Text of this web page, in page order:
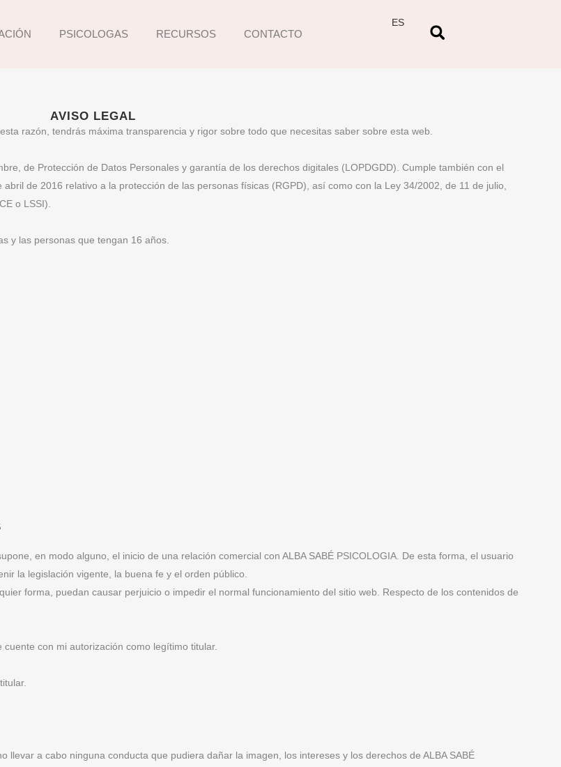
PSICOLOGAS RECURSOS CONTACTO
ES
AVISO LEGAL
razón, tendrás máxima transparencia y rigor sobre todo que necesitas saber sobre esta web.
de Protección de Datos Personales y garantía de los derechos digitales (LOPDGDD). Cumple también con el
de 2016 relativo a la protección de las personas físicas (RGPD), así como con la Ley 34/2002, de 11 de julio,
o LSSI).
y las personas que tengan 16 años.
en modo alguno, el inicio de una relación comercial con ALBA SABÉ PSICOLOGIA. De esta forma, el usuario
la legislación vigente, la buena fe y el orden público.
forma, puedan causar perjuicio o impedir el normal funcionamiento del sitio web. Respecto de los contenidos de
con mi autorización como legítimo titular.
llevar a cabo ninguna conducta que pudiera dañar la imagen, los intereses y los derechos de ALBA SABÉ